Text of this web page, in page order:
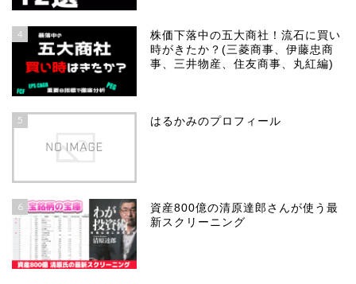
4
株価下落中の五大商社！流石に買い
時がきたか？(三菱商事、伊藤忠商
事、三井物産、住友商事、丸紅編)
5 はるかみのプロフィール
6
資産800億の清原達郎さんが使う最
新スクリーニング